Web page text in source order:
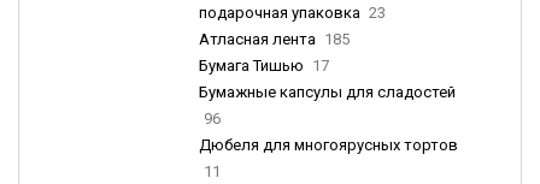
подарочная упаковка 23
Атласная лента 185
Бумага Тишью 17
Бумажные капсулы для сладостей
96
Дюбеля для многоярусных тортов
11